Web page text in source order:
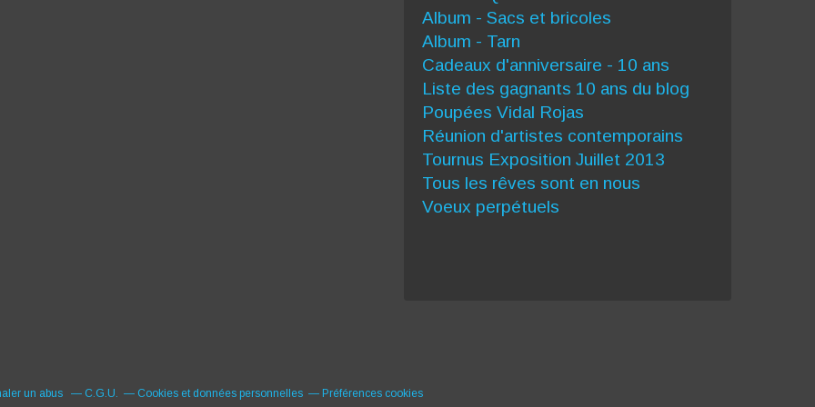
Album - Sacs et bricoles
Album - Tarn
Cadeaux d'anniversaire - 10 ans
Liste des gagnants 10 ans du blog
Poupées Vidal Rojas
Réunion d'artistes contemporains
Tournus Exposition Juillet 2013
Tous les rêves sont en nous
Voeux perpétuels
un abus C.G.U. Cookies et données personnelles Préférences cookies